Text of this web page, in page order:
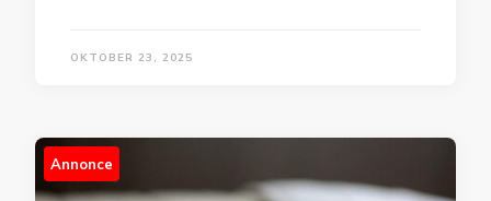
OKTOBER 23, 2025
Annonce